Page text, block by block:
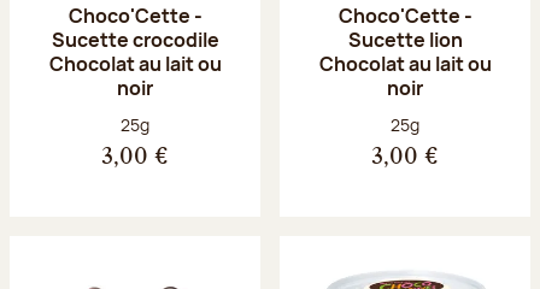
Choco'Cette -
Sucette crocodile
Chocolat au lait ou
noir
Poids net :
25g
3,00 €
Choco'Cette -
Sucette lion
Chocolat au lait ou
noir
Poids net :
25g
3,00 €